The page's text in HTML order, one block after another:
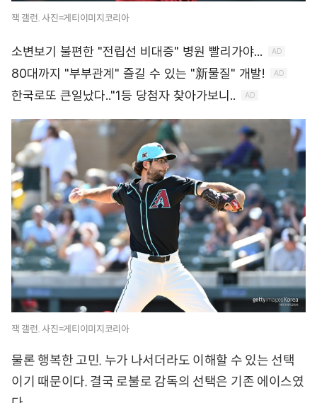
잭 갤런. 사진=게티이미지코리아
잭 갤런. 사진=게티이미지코리아
물론 행복한 고민. 누가 나서더라도 이해할 수 있는 선택
이기 때문이다. 결국 로불로 감독의 선택은 기존 에이스였